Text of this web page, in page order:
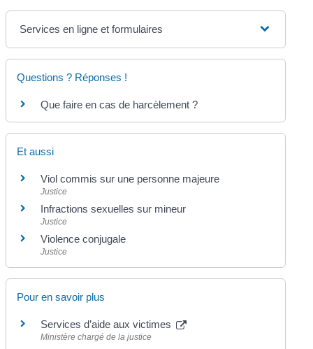
Services en ligne et formulaires
Questions ? Réponses !
Que faire en cas de harcèlement ?
Et aussi
Viol commis sur une personne majeure
Justice
Infractions sexuelles sur mineur
Justice
Violence conjugale
Justice
Pour en savoir plus
Services d’aide aux victimes
Ministère chargé de la justice